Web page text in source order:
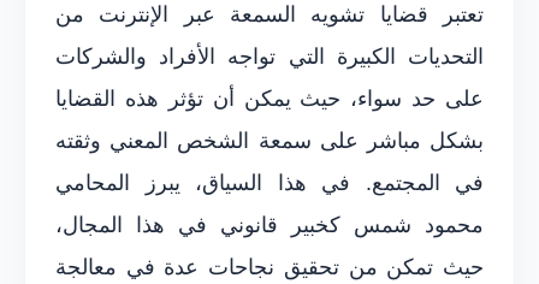
تعتبر قضايا تشويه السمعة عبر الإنترنت من
التحديات الكبيرة التي تواجه الأفراد والشركات
على حد سواء، حيث يمكن أن تؤثر هذه القضايا
بشكل مباشر على سمعة الشخص المعني وثقته
في المجتمع. في هذا السياق، يبرز المحامي
محمود شمس كخبير قانوني في هذا المجال،
حيث تمكن من تحقيق نجاحات عدة في معالجة